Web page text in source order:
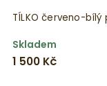
TÍLKO červeno-bílý
Skladem
1 500 Kč